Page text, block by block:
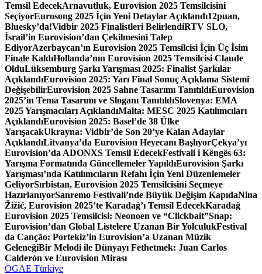
Temsil EdecekArnavutluk, Eurovision 2025 Temsilcisini
SeçiyorEurosong 2025 İçin Yeni Detaylar Açıklandı12puan,
Bluesky’da!Vidbir 2025 Finalistleri BelirlendiRTV SLO,
İsrail’in Eurovision’dan Çekilmesini Talep
EdiyorAzerbaycan’ın Eurovision 2025 Temsilcisi İçin Üç İsim
Finale KaldıHollanda’nın Eurovision 2025 Temsilcisi Claude
OlduLüksemburg Şarkı Yarışması 2025: Finalist Şarkılar
AçıklandıEurovision 2025: Yarı Final Sonuç Açıklama Sistemi
DeğişebilirEurovision 2025 Sahne Tasarımı TanıtıldıEurovision
2025’in Tema Tasarımı ve Sloganı TanıtıldıSlovenya: EMA
2025 Yarışmacıları AçıklandıMalta: MESC 2025 Katılımcıları
AçıklandıEurovision 2025: Basel’de 38 Ülke
YarışacakUkrayna: Vidbir’de Son 20’ye Kalan Adaylar
AçıklandıLitvanya’da Eurovision Heyecanı BaşlıyorÇekya’yı
Eurovision’da ADONXS Temsil EdecekFestivali i Këngës 63:
Yarışma Formatında Güncellemeler YapıldıEurovision Şarkı
Yarışması’nda Katılımcıların Refahı İçin Yeni Düzenlemeler
GeliyorSırbistan, Eurovision 2025 Temsilcisini Seçmeye
HazırlanıyorSanremo Festivali’nde Büyük Değişim KapıdaNina
Žižić, Eurovision 2025’te Karadağ’ı Temsil EdecekKaradağ
Eurovision 2025 Temsilcisi: Neonoen ve “Clickbait”Snap:
Eurovision’dan Global Listelere Uzanan Bir YolculukFestival
da Canção: Portekiz’in Eurovision’a Uzanan Müzik
GeleneğiBir Melodi ile Dünyayı Fethetmek: Juan Carlos
Calderón ve Eurovision Mirası
OGAE Türkiye